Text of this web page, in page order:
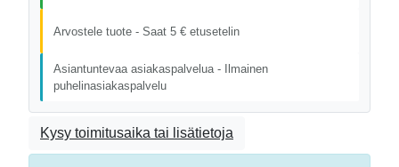
Arvostele tuote - Saat 5 € etusetelin
Asiantuntevaa asiakaspalvelua - Ilmainen
puhelinasiakaspalvelu
Kysy toimitusaika tai lisätietoja